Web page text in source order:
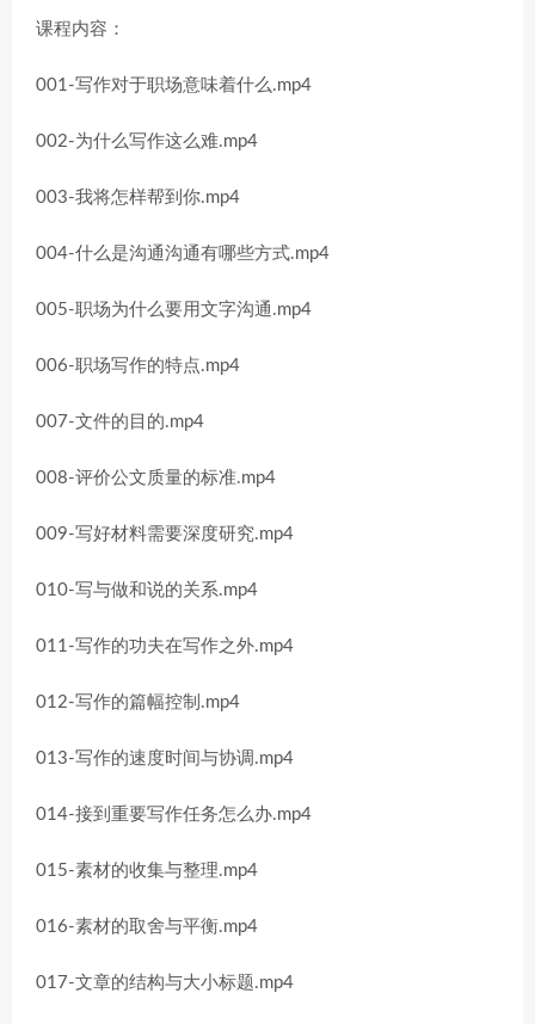
课程内容：
001-写作对于职场意味着什么.mp4
002-为什么写作这么难.mp4
003-我将怎样帮到你.mp4
004-什么是沟通沟通有哪些方式.mp4
005-职场为什么要用文字沟通.mp4
006-职场写作的特点.mp4
007-文件的目的.mp4
008-评价公文质量的标准.mp4
009-写好材料需要深度研究.mp4
010-写与做和说的关系.mp4
011-写作的功夫在写作之外.mp4
012-写作的篇幅控制.mp4
013-写作的速度时间与协调.mp4
014-接到重要写作任务怎么办.mp4
015-素材的收集与整理.mp4
016-素材的取舍与平衡.mp4
017-文章的结构与大小标题.mp4